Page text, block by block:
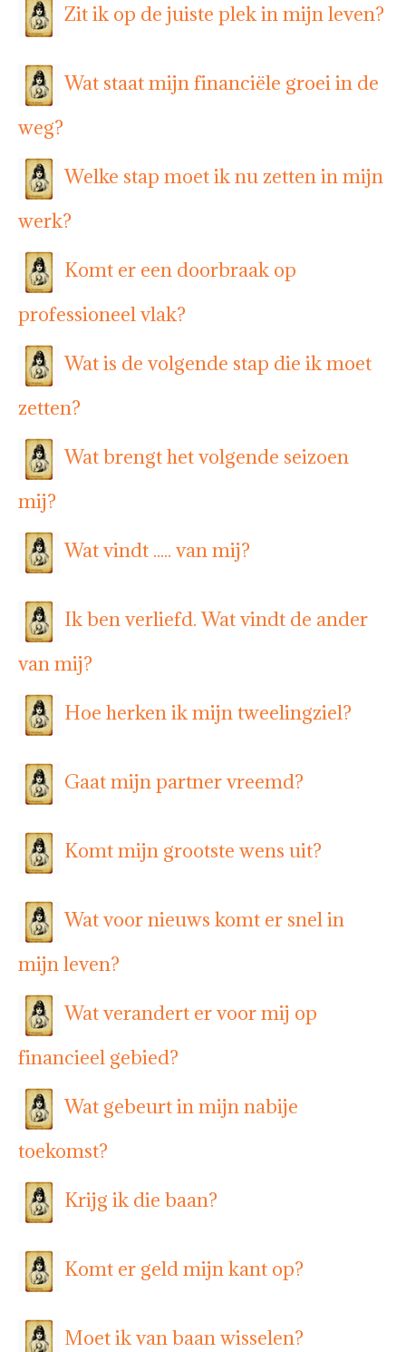
Zit ik op de juiste plek in mijn leven?
Wat staat mijn financiële groei in de
weg?
Welke stap moet ik nu zetten in mijn
werk?
Komt er een doorbraak op
professioneel vlak?
Wat is de volgende stap die ik moet
zetten?
Wat brengt het volgende seizoen
mij?
Wat vindt ..... van mij?
Ik ben verliefd. Wat vindt de ander
van mij?
Hoe herken ik mijn tweelingziel?
Gaat mijn partner vreemd?
Komt mijn grootste wens uit?
Wat voor nieuws komt er snel in
mijn leven?
Wat verandert er voor mij op
financieel gebied?
Wat gebeurt in mijn nabije
toekomst?
Krijg ik die baan?
Komt er geld mijn kant op?
Moet ik van baan wisselen?